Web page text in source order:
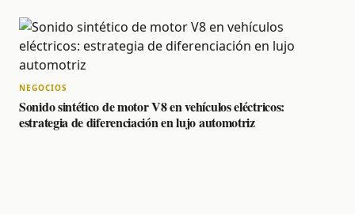
NEGOCIOS
Sonido sintético de motor V8 en vehículos eléctricos:
estrategia de diferenciación en lujo automotriz